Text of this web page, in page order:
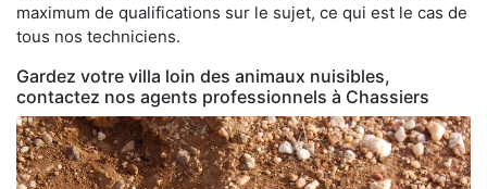
maximum de qualifications sur le sujet, ce qui est le cas de
tous nos techniciens.
Gardez votre villa loin des animaux nuisibles,
contactez nos agents professionnels à Chassiers